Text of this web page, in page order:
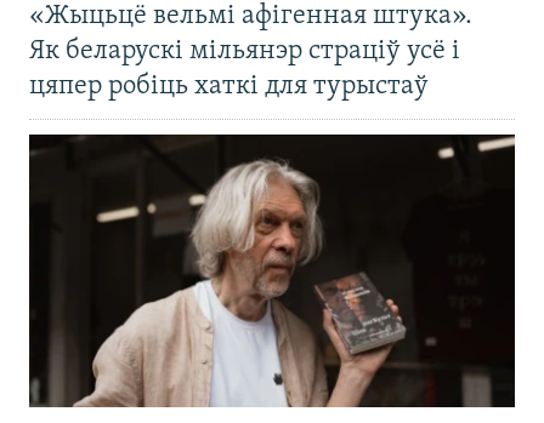
«Жыцьцё вельмі афігенная штука».
Як беларускі мільянэр страціў усё і
цяпер робіць хаткі для турыстаў